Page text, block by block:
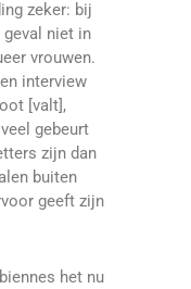
zeker: bij
niet in
vrouwen.
interview
[valt],
gebeurt
zijn dan
buiten
geeft zijn
het nu